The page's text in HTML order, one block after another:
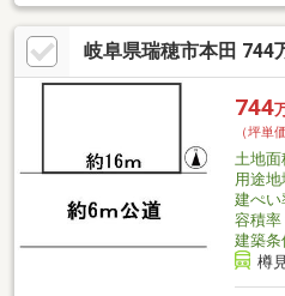
に保育園や小学校があるので小さ
です！・バス停まで徒歩約2分！ち
利！・建築プランのご提案も可能で
ください！■■■周辺環境■■■・牛牧
校…徒歩約32分・樽見線「横屋」
ス「下牛牧南」停…徒歩約2分・ミ
11分・ゲンキー牛牧店…徒歩約3分
岐阜県瑞穂市本田 744
744
（坪単
土地面
用途地
建ぺい
容積率
建築条
樽